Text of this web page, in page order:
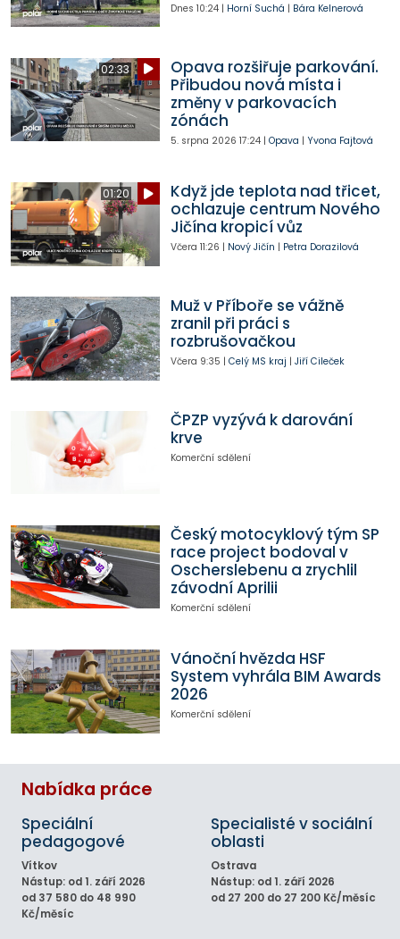
Dnes 10:24| Horní Suchá | Bára Kelnerová
02:33
Opava rozšiřuje parkování.
Přibudou nová místa i
změny v parkovacích
zónách
5. srpna 2026 17:24| Opava | Yvona Fajtová
01:20
Když jde teplota nad třicet,
ochlazuje centrum Nového
Jičína kropicí vůz
Včera 11:26 | Nový Jičín | Petra Dorazilová
Muž v Příboře se vážně
zranil při práci s
rozbrušovačkou
Včera 9:35 | Celý MS kraj | Jiří Cileček
ČPZP vyzývá k darování
krve
Komerční sdělení
Český motocyklový tým SP
race project bodoval v
Oscherslebenu a zrychlil
závodní Aprilii
Komerční sdělení
Vánoční hvězda HSF
System vyhrála BIM Awards
2026
Komerční sdělení
Nabídka práce
Speciální
pedagogové
Vítkov
Nástup: od 1. září 2026
od 37 580 do 48 990
Kč/měsíc
Specialisté v sociální
oblasti
Ostrava
Nástup: od 1. září 2026
od 27 200 do 27 200 Kč/měsíc